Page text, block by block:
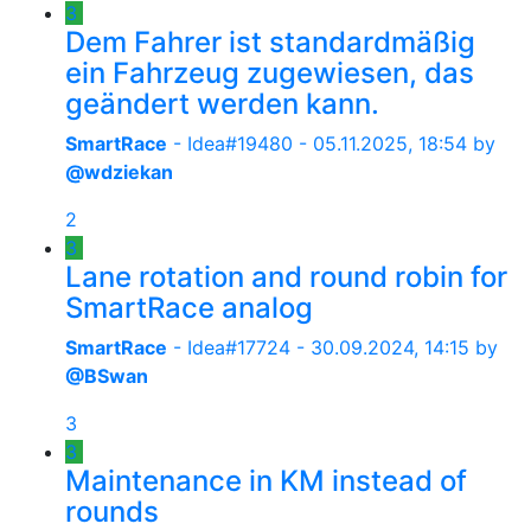
3
Dem Fahrer ist standardmäßig
ein Fahrzeug zugewiesen, das
geändert werden kann.
SmartRace - Idea#19480 - 05.11.2025, 18:54 by
@wdziekan
2
3
Lane rotation and round robin for
SmartRace analog
SmartRace - Idea#17724 - 30.09.2024, 14:15 by
@BSwan
3
3
Maintenance in KM instead of
rounds